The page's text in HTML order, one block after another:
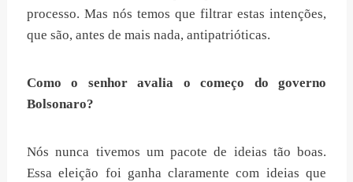
processo. Mas nós temos que filtrar estas intenções,
que são, antes de mais nada, antipatrióticas.
Como o senhor avalia o começo do governo
Bolsonaro?
Nós nunca tivemos um pacote de ideias tão boas.
Essa eleição foi ganha claramente com ideias que